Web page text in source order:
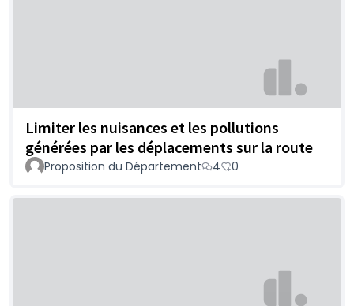
Limiter les nuisances et les pollutions
générées par les déplacements sur la route
Proposition du Département 4 0